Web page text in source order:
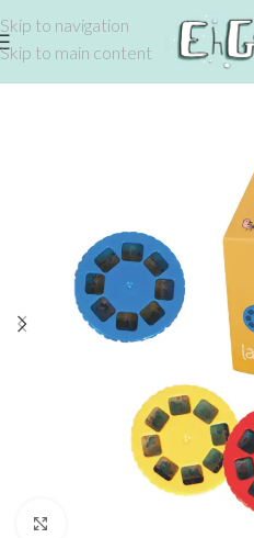
Skip to navigation
Skip to main content